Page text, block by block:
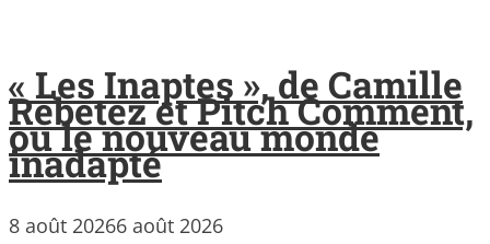
« Les Inaptes », de Camille
Rebetez et Pitch Comment,
ou le nouveau monde
inadapté
8 août 20266 août 2026